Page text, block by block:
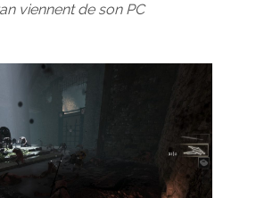
viennent de son PC